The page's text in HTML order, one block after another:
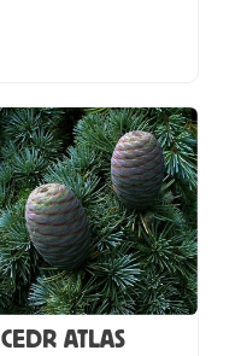
CEDR ATLAS